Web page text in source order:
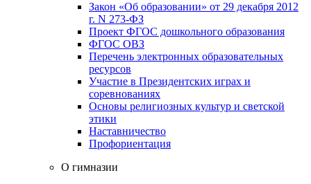
Закон «Об образовании» от 29 декабря 2012
г. N 273-ФЗ
Проект ФГОС дошкольного образования
ФГОС ОВЗ
Перечень электронных образовательных
ресурсов
Участие в Президентских играх и
соревнованиях
Основы религиозных культур и светской
этики
Наставничество
Профориентация
О гимназии